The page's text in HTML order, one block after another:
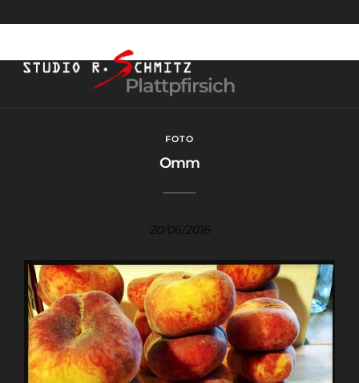
Plattpfirsich
FOTO
Omm
20/06/2016